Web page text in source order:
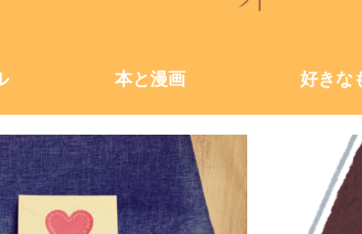
本と漫画 好きな